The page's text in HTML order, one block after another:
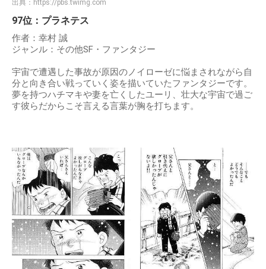
出典： https://pbs.twimg.com
97位：プラネテス
作者：幸村 誠
ジャンル：その他SF・ファンタジー
宇宙で遭遇した事故が原因のノイローゼに悩まされながら自
分と向き合い戦っていく姿を描いていたファンタジーです。
夢を持つハチマキや妻を亡くしたユーリ、壮大な宇宙で過ご
す彼らだからこそ言える言葉が胸を打ちます。